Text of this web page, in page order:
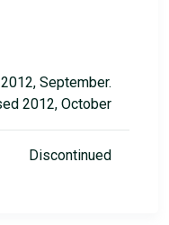
2012, September.
2012, October
Discontinued